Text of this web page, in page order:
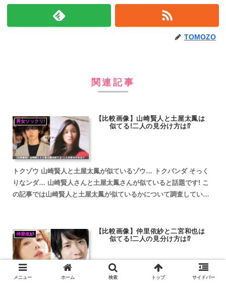
TOMOZO
関連記事
男女ソックリ!
【比較画像】山崎賢人と土屋太鳳は
似てる!二人の見分け方は⁉
トクゾウ 山崎賢人と土屋太鳳が似ているゾウ… トクパンダ そっく
りなンダ… 山崎賢人さんと土屋太鳳さんが似ていると話題です! こ
の記事では山崎賢人と土屋太鳳が似ているかについて調査していき
仲里依紗
【比較画像】仲里依紗と二宮和也は
似てる!二人の見分け方は⁉
メニュー ホーム 検索 トップ サイドバー